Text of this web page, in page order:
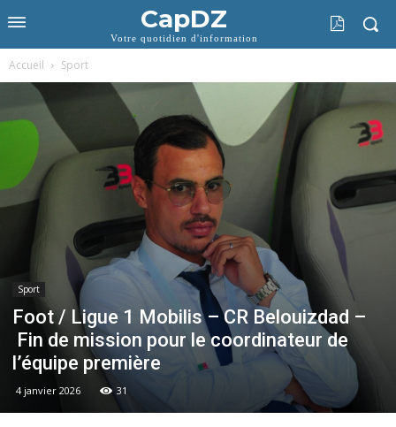
CapDZ
Votre quotidien d'information
Accueil Sport
Sport
Foot / Ligue 1 Mobilis – CR Belouizdad –
Fin de mission pour le coordinateur de
l’équipe première
4 janvier 2026 31